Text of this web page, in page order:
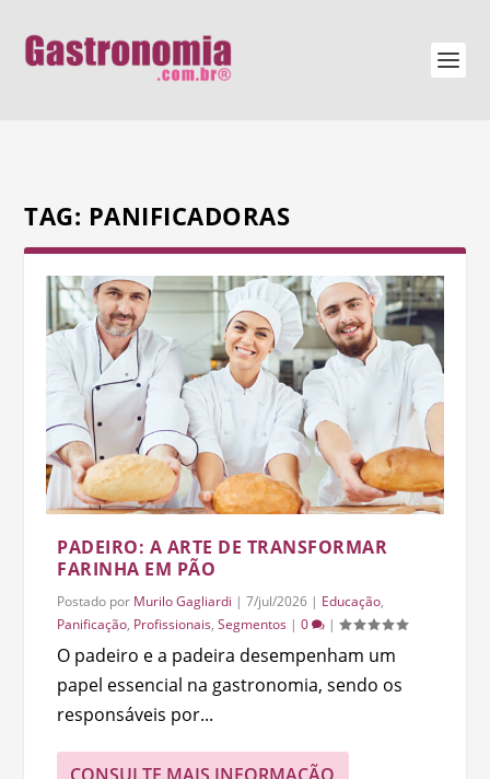
TAG: PANIFICADORAS
PADEIRO: A ARTE DE TRANSFORMAR
FARINHA EM PÃO
Postado por Murilo Gagliardi |7/jul/2026 | Educação,
Panificação, Profissionais,Segmentos |0 |
O padeiro e a padeira desempenham um
papel essencial na gastronomia, sendo os
responsáveis por...